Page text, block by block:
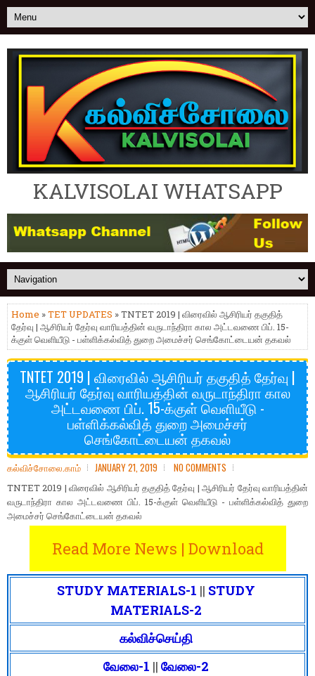
KALVISOLAI WHATSAPP
Home »TET UPDATES » TNTET 2019 | விரைவில் ஆசிரியர் தகுதித்
தேர்வு | ஆசிரியர் தேர்வு வாரியத்தின் வருடாந்திரா கால அட்டவணை பிப். 15-
க்குள் வெளியீடு - பள்ளிக்கல்வித் துறை அமைச்சர் செங்கோட்டையன் தகவல்
TNTET 2019 | விரைவில் ஆசிரியர் தகுதித் தேர்வு |
ஆசிரியர் தேர்வு வாரியத்தின் வருடாந்திரா கால
அட்டவணை பிப். 15-க்குள் வெளியீடு -
பள்ளிக்கல்வித் துறை அமைச்சர்
செங்கோட்டையன் தகவல்
கல்விச்சோலை.காம் JANUARY 21, 2019 NO COMMENTS
TNTET 2019 | விரைவில் ஆசிரியர் தகுதித் தேர்வு | ஆசிரியர் தேர்வு வாரியத்தின்
வருடாந்திரா கால அட்டவணை பிப். 15-க்குள் வெளியீடு - பள்ளிக்கல்வித் துறை
அமைச்சர் செங்கோட்டையன் தகவல்
Read More News | Download
STUDY MATERIALS-1 || STUDY
MATERIALS-2
கல்விச்செய்தி
வேலை-1 || வேலை-2